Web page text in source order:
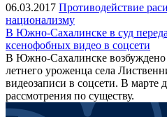
06.03.2017 Противодействие
национализму
В Южно-Сахалинске в суд
ксенофобных видео в соцсети
В Южно-Сахалинске возбуждено
летнего уроженца села
видеозаписи в соцсети. В марте
рассмотрения по существу.